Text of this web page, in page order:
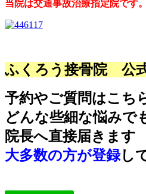
当院は交通事故治療指定院です
ふくろう接骨院 公
予約やご質問はこち
どんな些細な悩みで
院長へ直接届きます
大多数の方が登録し